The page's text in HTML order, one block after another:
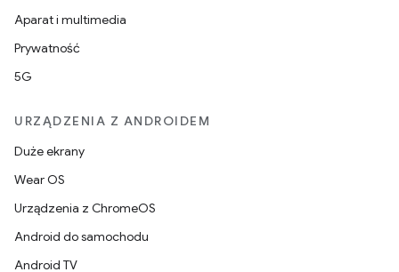
Aparat i multimedia
Prywatność
5G
URZĄDZENIA Z ANDROIDEM
Duże ekrany
Wear OS
Urządzenia z ChromeOS
Android do samochodu
Android TV